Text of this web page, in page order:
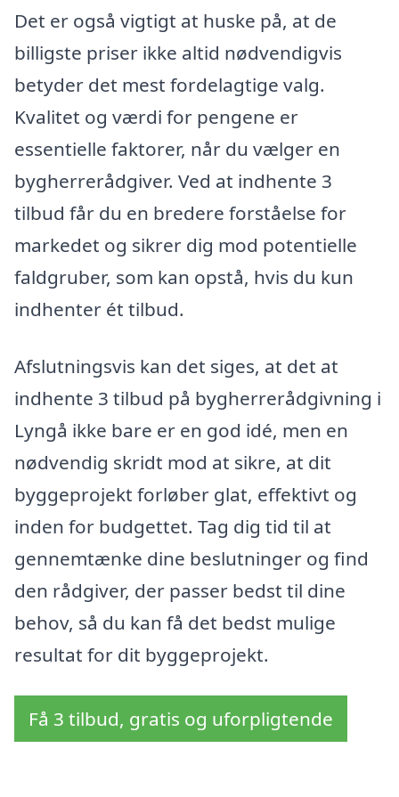
Det er også vigtigt at huske på, at de
billigste priser ikke altid nødvendigvis
betyder det mest fordelagtige valg.
Kvalitet og værdi for pengene er
essentielle faktorer, når du vælger en
bygherrerådgiver. Ved at indhente 3
tilbud får du en bredere forståelse for
markedet og sikrer dig mod potentielle
faldgruber, som kan opstå, hvis du kun
indhenter ét tilbud.
Afslutningsvis kan det siges, at det at
indhente 3 tilbud på bygherrerådgivning i
Lyngå ikke bare er en god idé, men en
nødvendig skridt mod at sikre, at dit
byggeprojekt forløber glat, effektivt og
inden for budgettet. Tag dig tid til at
gennemtænke dine beslutninger og find
den rådgiver, der passer bedst til dine
behov, så du kan få det bedst mulige
resultat for dit byggeprojekt.
Få 3 tilbud, gratis og uforpligtende